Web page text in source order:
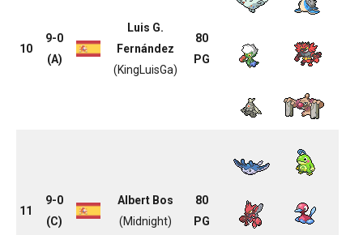
10
9-0
(A)
Luis G.
Fernández
(KingLuisGa)
80
PG
11
9-0
(C)
Albert Bos
(Midnight)
80
PG